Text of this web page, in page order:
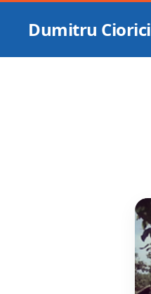
Dumitru Ciorici